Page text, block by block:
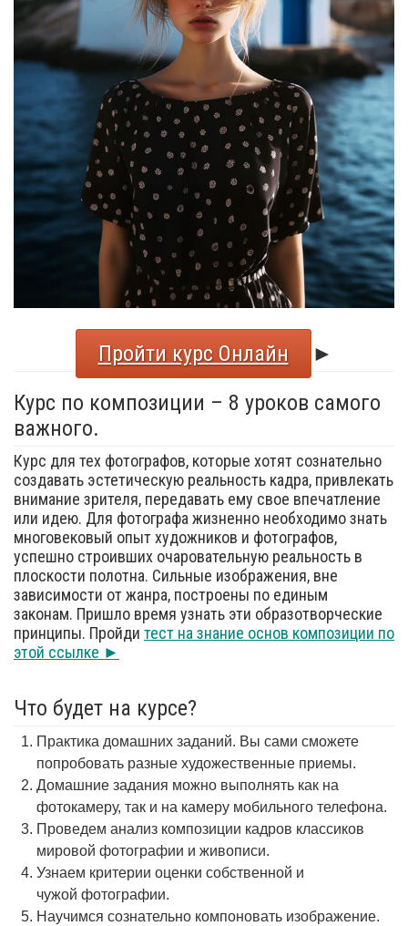
Пройти курс Онлайн
►
Курс по композиции – 8 уроков самого
важного.
Курс для тех фотографов, которые хотят сознательно
создавать эстетическую реальность кадра, привлекать
внимание зрителя, передавать ему свое впечатление
или идею. Для фотографа жизненно необходимо знать
многовековый опыт художников и фотографов,
успешно строивших очаровательную реальность в
плоскости полотна. Сильные изображения, вне
зависимости от жанра, построены по единым
законам. Пришло время узнать эти образотворческие
принципы. Пройди тест на знание основ композиции по
этой ссылке ►
Что будет на курсе?
Практика домашних заданий. Вы сами сможете
попробовать разные художественные приемы.
Домашние задания можно выполнять как на
фотокамеру, так и на камеру мобильного телефона.
Проведем анализ композиции кадров классиков
мировой фотографии и живописи.
Узнаем критерии оценки собственной и
чужой фотографии.
Научимся сознательно компоновать изображение.